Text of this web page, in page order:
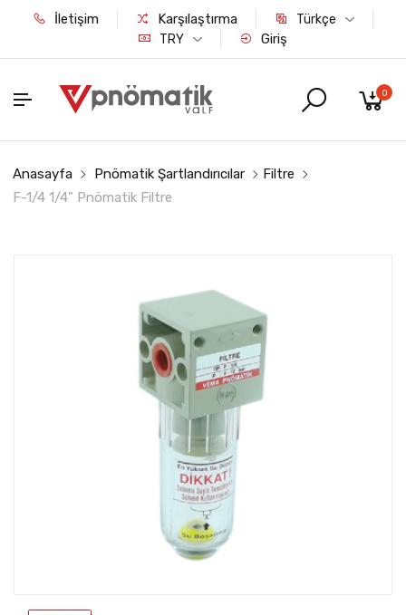
İletişim Karşılaştırma
Türkçe
TRY
Giriş
0
Anasayfa Pnömatik Şartlandırıcılar
Filtre
F-1/4 1/4" Pnömatik Filtre